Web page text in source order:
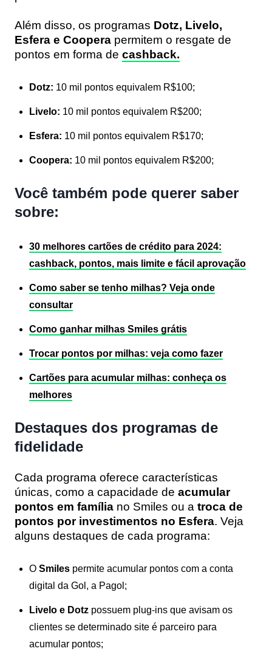
Além disso, os programas Dotz, Livelo,
Esfera e Coopera permitem o resgate de
pontos em forma de cashback.
Dotz: 10 mil pontos equivalem R$100;
Livelo: 10 mil pontos equivalem R$200;
Esfera: 10 mil pontos equivalem R$170;
Coopera: 10 mil pontos equivalem R$200;
Você também pode querer saber
sobre:
30 melhores cartões de crédito para 2024:
cashback, pontos, mais limite e fácil aprovação
Como saber se tenho milhas? Veja onde
consultar
Como ganhar milhas Smiles grátis
Trocar pontos por milhas: veja como fazer
Cartões para acumular milhas: conheça os
melhores
Destaques dos programas de
fidelidade
Cada programa oferece características
únicas, como a capacidade de acumular
pontos em família no Smiles ou a troca de
pontos por investimentos no Esfera. Veja
alguns destaques de cada programa:
O Smiles permite acumular pontos com a conta
digital da Gol, a Pagol;
Livelo e Dotz possuem plug-ins que avisam os
clientes se determinado site é parceiro para
acumular pontos;